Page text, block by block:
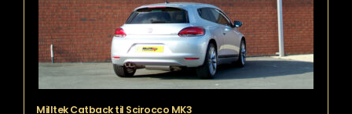
Milltek Catback til Scirocco MK3